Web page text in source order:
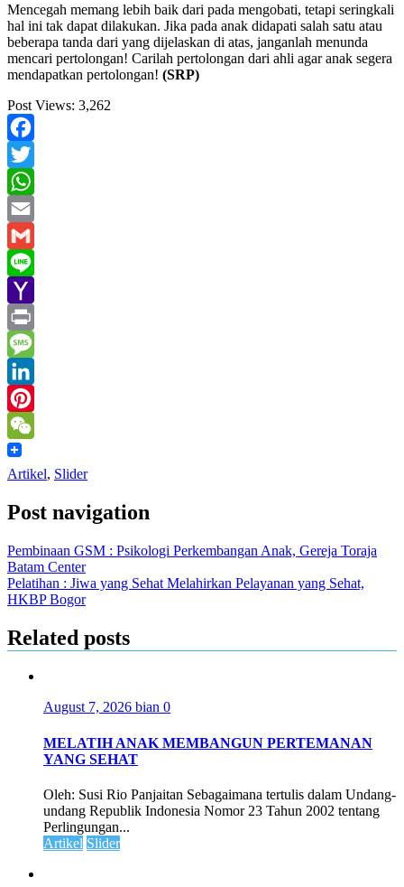
Mencegah memang lebih baik dari pada mengobati, tetapi seringkali
hal ini tak dapat dilakukan. Jika pada anak didapati salah satu atau
beberapa tanda dari yang dijelaskan di atas, janganlah menunda
mencari pertolongan! Carilah pertolongan dari ahli agar anak segera
mendapatkan pertolongan! (SRP)
Post Views: 3,262
Facebook
Twitter
WhatsApp
Email
Gmail
Line
Yahoo
Mail
Print
Message
LinkedIn
Pinterest
WeChat
Artikel, Slider
Post navigation
Pembinaan GSM : Psikologi Perkembangan Anak, Gereja Toraja
Batam Center
Pelatihan : Jiwa yang Sehat Melahirkan Pelayanan yang Sehat,
HKBP Bogor
Related posts
August 7, 2026 bian 0
MELATIH ANAK MEMBANGUN PERTEMANAN
YANG SEHAT
Oleh: Susi Rio Panjaitan Sebagaimana tertulis dalam Undang-
undang Republik Indonesia Nomor 23 Tahun 2002 tentang
Perlingungan...
Artikel Slider